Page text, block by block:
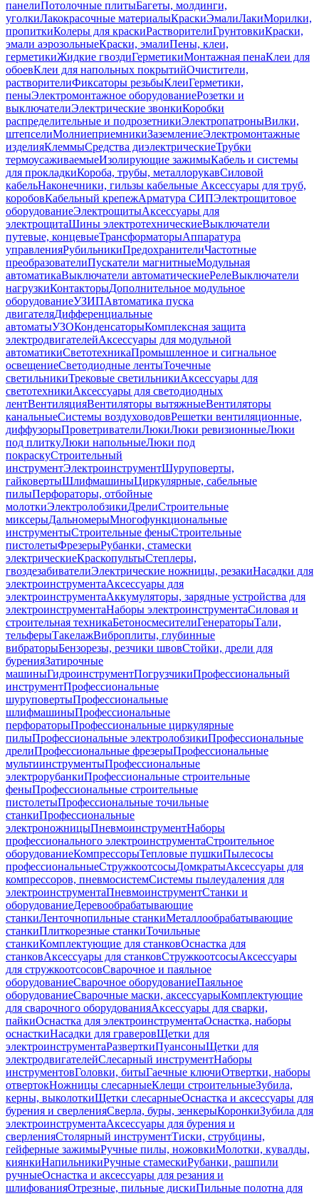
панелиПотолочные плитыБагеты, молдинги,
уголкиЛакокрасочные материалыКраскиЭмалиЛакиМорилки,
пропиткиКолеры для краскиРастворителиГрунтовкиКраски,
эмали аэрозольныеКраски, эмалиПены, клеи,
герметикиЖидкие гвоздиГерметикиМонтажная пенаКлеи для
обоевКлеи для напольных покрытийОчистители,
растворителиФиксаторы резьбыКлеиГерметики,
пеныЭлектромонтажное оборудованиеРозетки и
выключателиЭлектрические звонкиКоробки
распределительные и подрозетникиЭлектропатроныВилки,
штепселиМолниеприемникиЗаземлениеЭлектромонтажные
изделияКлеммыСредства диэлектрическиеТрубки
термоусаживаемыеИзолирующие зажимыКабель и системы
для прокладкиКороба, трубы, металлорукавСиловой
кабельНаконечники, гильзы кабельные Аксессуары для труб,
коробовКабельный крепежАрматура СИПЭлектрощитовое
оборудованиеЭлектрощитыАксессуары для
электрощитаШины электротехническиеВыключатели
путевые, концевыеТрансформаторыАппаратура
управленияРубильникиПредохранителиЧастотные
преобразователиПускатели магнитныеМодульная
автоматикаВыключатели автоматическиеРелеВыключатели
нагрузкиКонтакторыДополнительное модульное
оборудованиеУЗИПАвтоматика пуска
двигателяДифференциальные
автоматыУЗОКонденсаторыКомплексная защита
электродвигателейАксессуары для модульной
автоматикиСветотехникаПромышленное и сигнальное
освещениеСветодиодные лентыТочечные
светильникиТрековые светильникиАксессуары для
светотехникиАксессуары для светодиодных
лентВентиляцияВентиляторы вытяжныеВентиляторы
канальныеСистемы воздуховодовРешетки вентиляционные,
диффузорыПроветривателиЛюкиЛюки ревизионныеЛюки
под плиткуЛюки напольныеЛюки под
покраскуСтроительный
инструментЭлектроинструментШуруповерты,
гайковертыШлифмашиныЦиркулярные, сабельные
пилыПерфораторы, отбойные
молоткиЭлектролобзикиДрелиСтроительные
миксерыДальномерыМногофункциональные
инструментыСтроительные феныСтроительные
пистолетыФрезерыРубанки, стамески
электрическиеКраскопультыСтеплеры,
гвоздезабивателиЭлектрические ножницы, резакиНасадки для
электроинструментаАксессуары для
электроинструментаАккумуляторы, зарядные устройства для
электроинструментаНаборы электроинструментаСиловая и
строительная техникаБетоносмесителиГенераторыТали,
тельферыТакелажВиброплиты, глубинные
вибраторыБензорезы, резчики швовСтойки, дрели для
буренияЗатирочные
машиныГидроинструментПогрузчикиПрофессиональный
инструментПрофессиональные
шуруповертыПрофессиональные
шлифмашиныПрофессиональные
перфораторыПрофессиональные циркулярные
пилыПрофессиональные электролобзикиПрофессиональные
дрелиПрофессиональные фрезерыПрофессиональные
мультиинструментыПрофессиональные
электрорубанкиПрофессиональные строительные
феныПрофессиональные строительные
пистолетыПрофессиональные точильные
станкиПрофессиональные
электроножницыПневмоинструментНаборы
профессионального электроинструментаСтроительное
оборудованиеКомпрессорыТепловые пушкиПылесосы
профессиональныеСтружкоотсосыДомкратыАксессуары для
компрессоров, пневмосистемСистемы пылеудаления для
электроинструментаПневмоинструментСтанки и
оборудованиеДеревообрабатывающие
станкиЛенточнопильные станкиМеталлообрабатывающие
станкиПлиткорезные станкиТочильные
станкиКомплектующие для станковОснастка для
станковАксессуары для станковСтружкоотсосыАксессуары
для стружкоотсосовСварочное и паяльное
оборудованиеСварочное оборудованиеПаяльное
оборудованиеСварочные маски, аксессуарыКомплектующие
для сварочного оборудованияАксессуары для сварки,
пайкиОснастка для электроинструментаОснастка, наборы
оснасткиНасадки для граверовЩетки для
электроинструментаРазверткиПуансоныЩетки для
электродвигателейСлесарный инструментНаборы
инструментовГоловки, битыГаечные ключиОтвертки, наборы
отвертокНожницы слесарныеКлещи строительныеЗубила,
керны, выколоткиЩетки слесарныеОснастка и аксессуары для
бурения и сверленияСверла, буры, зенкерыКоронкиЗубила для
электроинструментаАксессуары для бурения и
сверленияСтолярный инструментТиски, струбцины,
гейферные зажимыРучные пилы, ножовкиМолотки, кувалды,
киянкиНапильникиРучные стамескиРубанки, рашпили
ручныеОснастка и аксессуары для резания и
шлифованияОтрезные, пильные дискиПильные полотна для